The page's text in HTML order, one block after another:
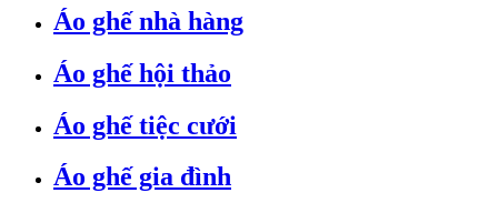
Áo ghế nhà hàng
Áo ghế hội thảo
Áo ghế tiệc cưới
Áo ghế gia đình